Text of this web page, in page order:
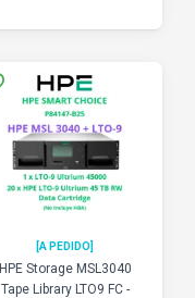
[A PEDIDO]
HPE Storage MSL3040
Tape Library LTO9 FC -